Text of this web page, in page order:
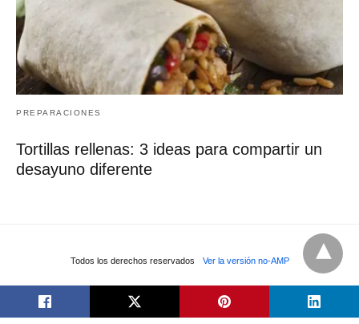
PREPARACIONES
Tortillas rellenas: 3 ideas para compartir un
desayuno diferente
Todos los derechos reservados Ver la versión no-AMP